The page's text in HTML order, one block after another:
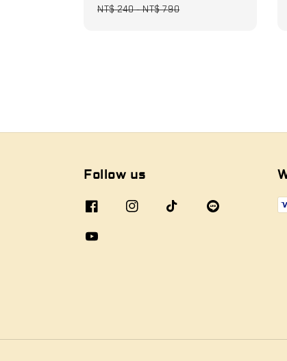
price
NT$ 240-NT$ 790
Follow us